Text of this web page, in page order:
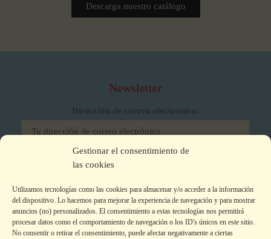
Gestionar el consentimiento de
las cookies
Utilizamos tecnologías como las cookies para almacenar y/o acceder a la información
del dispositivo. Lo hacemos para mejorar la experiencia de navegación y para mostrar
anuncios (no) personalizados. El consentimiento a estas tecnologías nos permitirá
procesar datos como el comportamiento de navegación o los ID's únicos en este sitio.
No consentir o retirar el consentimiento, puede afectar negativamente a ciertas
Descarga nuestro catálogo
Newsletter
Dirección de correo electrónico:
He leído y acepto los términos y condiciones